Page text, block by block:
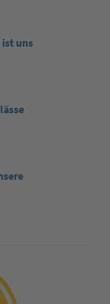
ist uns